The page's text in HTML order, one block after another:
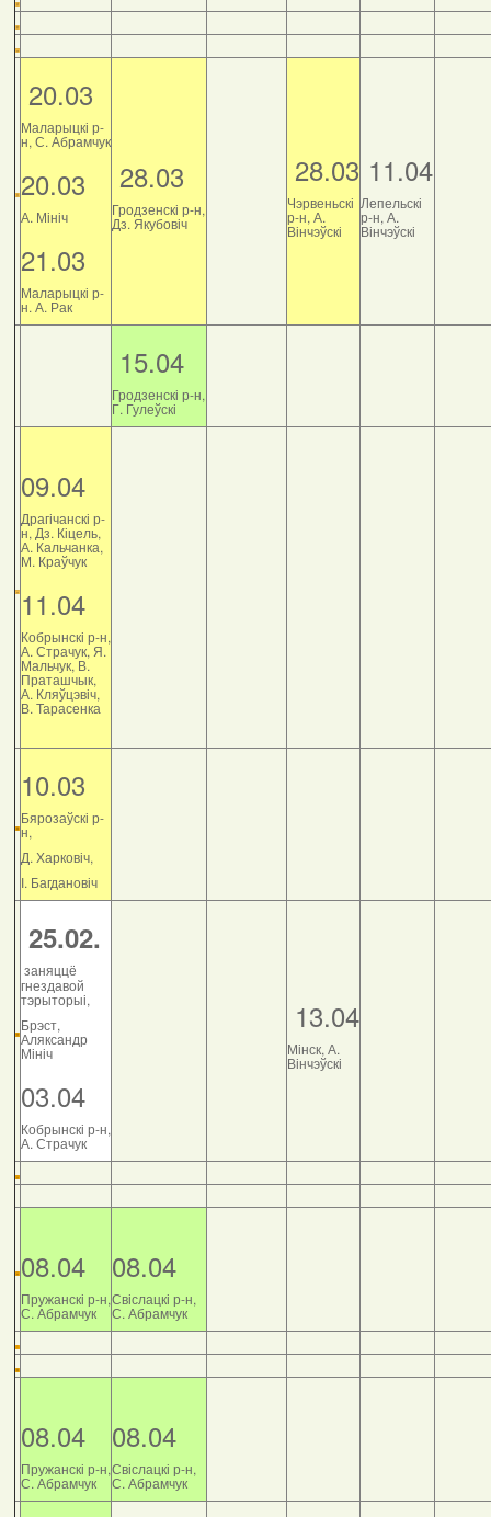
20.03
Маларыцкі р-
н, С. Абрамчук
20.03
А. Мініч
21.03
Маларыцкі р-
н. А. Рак
28.03
Гродзенскі р-н,
Дз. Якубовіч
28.03
Чэрвеньскі
р-н, А.
Вінчэўскі
11.04
Лепельскі
р-н, А.
Вінчэўскі
15.04
Гродзенскі р-н,
Г. Гулеўскі
09.04
Драгічанскі р-
н, Дз. Кіцель,
А. Кальчанка,
М. Краўчук
11.04
Кобрынскі р-н,
А. Страчук, Я.
Мальчук, В.
Праташчык,
А. Кляўцэвіч,
В. Тарасенка
10.03
Бярозаўскі р-
н,
Д. Харковіч,
І. Багдановіч
25.02.
заняццё
гнездавой
тэрыторыі,
Брэст,
Аляксандр
Мініч
03.04
Кобрынскі р-н,
А. Страчук
13.04
Мінск, А.
Вінчэўскі
08.04
Пружанскі р-н,
С. Абрамчук
08.04
Свіслацкі р-н,
С. Абрамчук
08.04
Пружанскі р-н,
С. Абрамчук
08.04
Свіслацкі р-н,
С. Абрамчук